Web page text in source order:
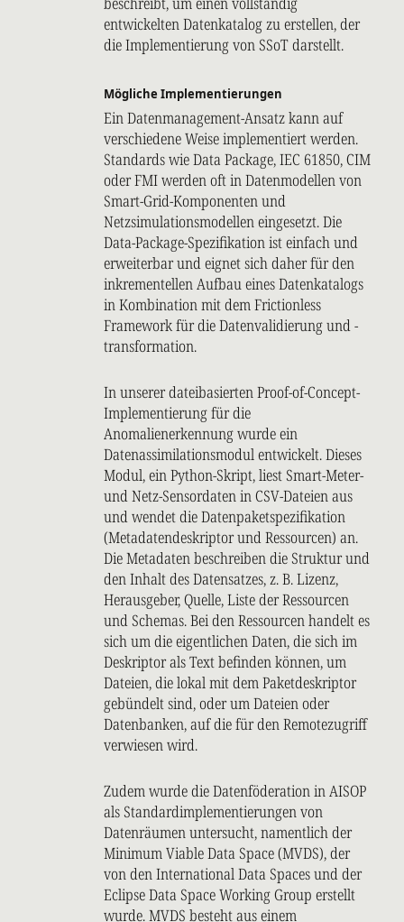
entwickelten Datenkatalog zu erstellen, der
die Implementierung von SSoT darstellt.
Mögliche Implementierungen
Ein Datenmanagement-Ansatz kann auf
verschiedene Weise implementiert werden.
Standards wie Data Package, IEC 61850, CIM
oder FMI werden oft in Datenmodellen von
Smart-Grid-Komponenten und
Netzsimulationsmodellen eingesetzt. Die
Data-Package-Spezifikation ist einfach und
erweiterbar und eignet sich daher für den
inkrementellen Aufbau eines Datenkatalogs
in Kombination mit dem Frictionless
Framework für die Datenvalidierung und -
transformation.
In unserer dateibasierten Proof-of-Concept-
Implementierung für die
Anomalienerkennung wurde ein
Datenassimilationsmodul entwickelt. Dieses
Modul, ein Python-Skript, liest Smart-Meter-
und Netz-Sensordaten in CSV-Dateien aus
und wendet die Datenpaketspezifikation
(Metadatendeskriptor und Ressourcen) an.
Die Metadaten beschreiben die Struktur und
den Inhalt des Datensatzes, z. B. Lizenz,
Herausgeber, Quelle, Liste der Ressourcen
und Schemas. Bei den Ressourcen handelt es
sich um die eigentlichen Daten, die sich im
Deskriptor als Text befinden können, um
Dateien, die lokal mit dem Paketdeskriptor
gebündelt sind, oder um Dateien oder
Datenbanken, auf die für den Remotezugriff
verwiesen wird.
Zudem wurde die Datenföderation in AISOP
als Standardimplementierungen von
Datenräumen untersucht, namentlich der
Minimum Viable Data Space (MVDS), der
von den International Data Spaces und der
Eclipse Data Space Working Group erstellt
wurde. MVDS besteht aus einem